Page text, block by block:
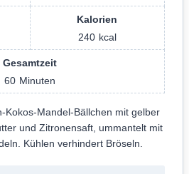
Kalorien
240 kcal
Gesamtzeit
60 Minuten
Kokos-Mandel-Bällchen mit gelber
und Zitronensaft, ummantelt mit
Kühlen verhindert Bröseln.